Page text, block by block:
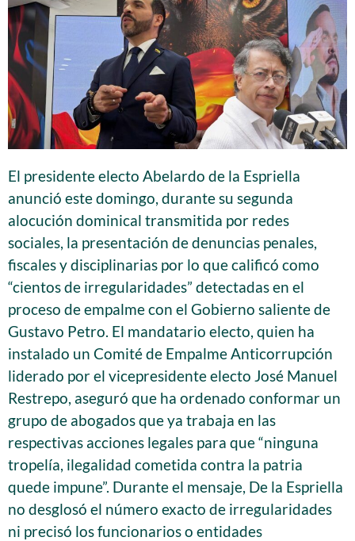
El presidente electo Abelardo de la Espriella
anunció este domingo, durante su segunda
alocución dominical transmitida por redes
sociales, la presentación de denuncias penales,
fiscales y disciplinarias por lo que calificó como
“cientos de irregularidades” detectadas en el
proceso de empalme con el Gobierno saliente de
Gustavo Petro. El mandatario electo, quien ha
instalado un Comité de Empalme Anticorrupción
liderado por el vicepresidente electo José Manuel
Restrepo, aseguró que ha ordenado conformar un
grupo de abogados que ya trabaja en las
respectivas acciones legales para que “ninguna
tropelía, ilegalidad cometida contra la patria
quede impune”. Durante el mensaje, De la Espriella
no desglosó el número exacto de irregularidades
ni precisó los funcionarios o entidades